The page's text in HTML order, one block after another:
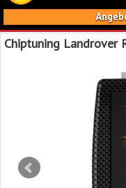
Chiptuning Landrover